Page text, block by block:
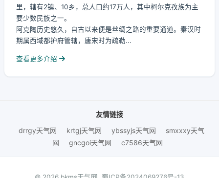
里，辖有2镇、10乡，总人口约17万人，其中柯尔克孜族为主
要少数民族之一。
阿克陶历史悠久，自古以来便是丝绸之路的重要通道。秦汉时
期属西域都护府管辖，唐宋时为疏勒...
查看更多介绍
友情链接
drrgy天气网
krtgj天气网 ybssyjs天气网
smxxxy天气
网
gncgoi天气网 c7586天气网